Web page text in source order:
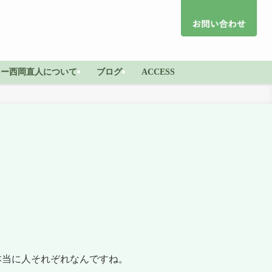
西岡直人について ブログ ACCESS
に人それぞれなんですね。